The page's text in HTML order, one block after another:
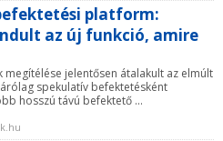
platform:
az új funkció, amire
jelentősen átalakult az elmúlt
spekulatív befektetésként
hosszú távú befektető ...